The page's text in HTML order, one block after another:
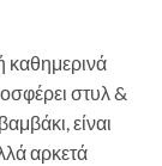
καθημερινά
στυλ &
είναι
αρκετά